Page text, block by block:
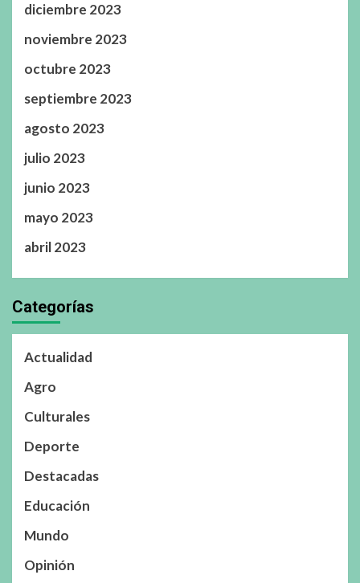
diciembre 2023
noviembre 2023
octubre 2023
septiembre 2023
agosto 2023
julio 2023
junio 2023
mayo 2023
abril 2023
Categorías
Actualidad
Agro
Culturales
Deporte
Destacadas
Educación
Mundo
Opinión